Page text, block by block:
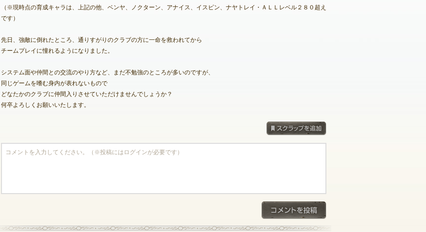
クラブ募集掲示板
コミュニティポイント
NEXON ID登録
ゲームダウンロード
（※現時点の育成キャラは、上記の他、ベンヤ、ノクターン、アナイス、イスピン、ナヤトレイ・ＡＬＬレベル２８０超え
です）
先日、強敵に倒れたところ、通りすがりのクラブの方に一命を救われてから
チームプレイに憧れるようになりました。
システム面や仲間との交流のやり方など、まだ不勉強のところが多いのですが、
同じゲームを嗜む身内が表れないもので
どなたかのクラブに仲間入りさせていただけませんでしょうか？
何卒よろしくお願いいたします。